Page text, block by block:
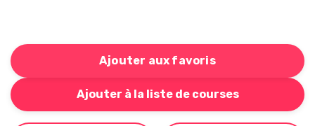
Ajouter aux favoris
Ajouter à la liste de courses
Bouton pour ajouter cette recette à votre liste de